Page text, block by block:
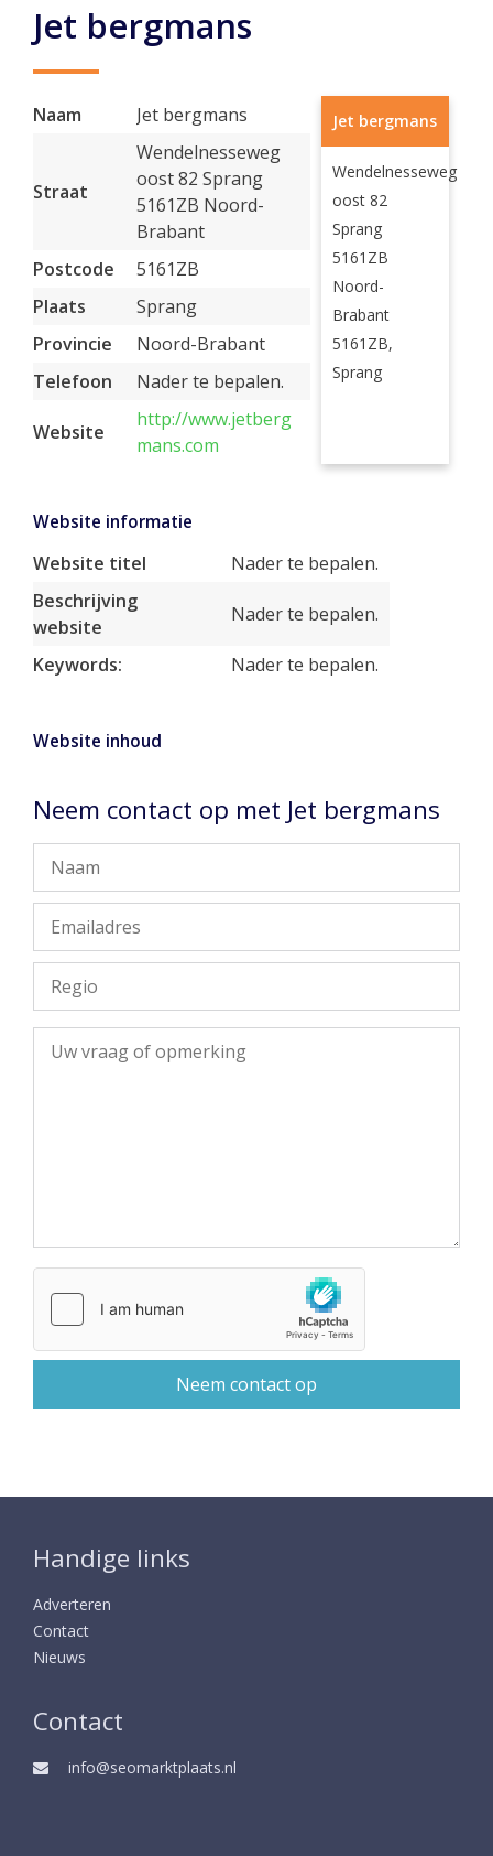
Jet bergmans
Naam Jet bergmans
Straat
Wendelnesseweg
oost 82 Sprang
5161ZB Noord-
Brabant
Postcode
5161ZB
Plaats
Sprang
Provincie
Noord-Brabant
Telefoon
Nader te bepalen.
Website
http://www.jetberg
mans.com
Jet bergmans
Wendelnesseweg
oost 82
Sprang
5161ZB
Noord-
Brabant
5161ZB,
Sprang
Website informatie
Website titel
Nader te bepalen.
Beschrijving
website
Nader te bepalen.
Keywords: Nader te bepalen.
Website inhoud
Neem contact op met Jet bergmans
Handige links
Adverteren
Contact
Nieuws
Contact
info@seomarktplaats.nl